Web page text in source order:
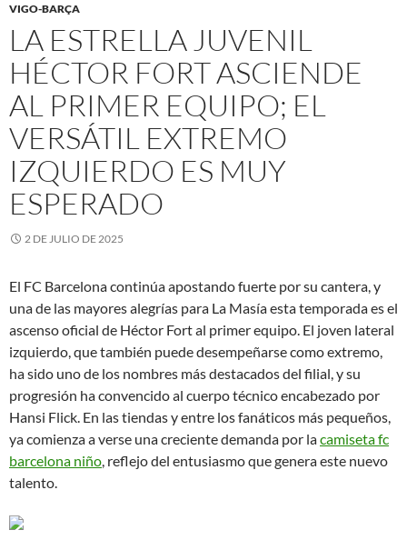
VIGO-BARÇA
LA ESTRELLA JUVENIL
HÉCTOR FORT ASCIENDE
AL PRIMER EQUIPO; EL
VERSÁTIL EXTREMO
IZQUIERDO ES MUY
ESPERADO
2 DE JULIO DE 2025
El FC Barcelona continúa apostando fuerte por su cantera, y
una de las mayores alegrías para La Masía esta temporada es el
ascenso oficial de Héctor Fort al primer equipo. El joven lateral
izquierdo, que también puede desempeñarse como extremo,
ha sido uno de los nombres más destacados del filial, y su
progresión ha convencido al cuerpo técnico encabezado por
Hansi Flick. En las tiendas y entre los fanáticos más pequeños,
ya comienza a verse una creciente demanda por lacamiseta fc
barcelona niño , reflejo del entusiasmo que genera este nuevo
talento.